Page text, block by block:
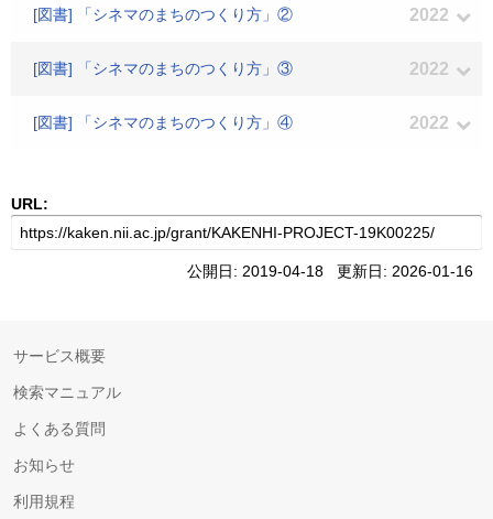
[図書] 「シネマのまちのつくり方」② 2022
[図書] 「シネマのまちのつくり方」③ 2022
[図書] 「シネマのまちのつくり方」④ 2022
URL:
公開日: 2019-04-18 更新日: 2026-01-16
サービス概要
検索マニュアル
よくある質問
お知らせ
利用規程